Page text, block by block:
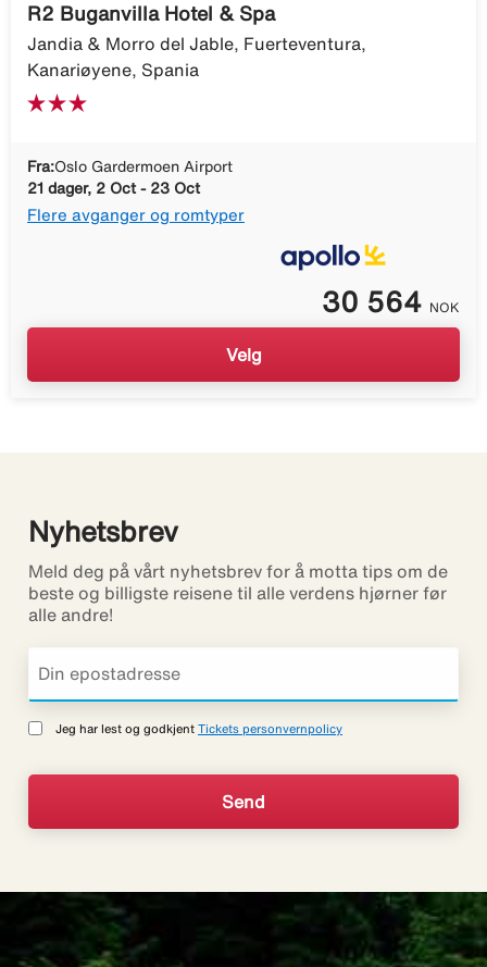
R2 Buganvilla Hotel & Spa
Jandia & Morro del Jable, Fuerteventura,
Kanariøyene, Spania
Fra:Oslo Gardermoen Airport
21 dager, 2 Oct - 23 Oct
Flere avganger og romtyper
30 564 NOK
Velg
Nyhetsbrev
Meld deg på vårt nyhetsbrev for å motta tips om de
beste og billigste reisene til alle verdens hjørner før
alle andre!
Jeg har lest og godkjent Tickets personvernpolicy